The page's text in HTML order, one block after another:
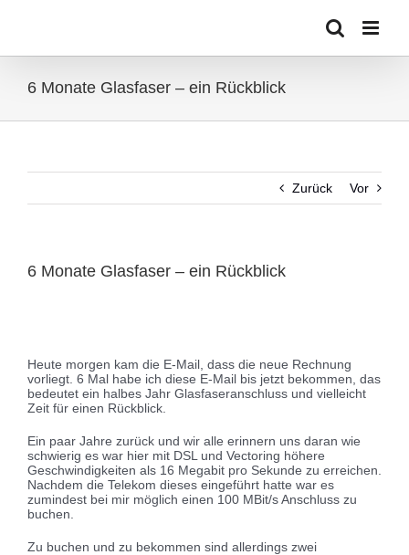
6 Monate Glasfaser – ein Rückblick
Zurück Vor
6 Monate Glasfaser – ein Rückblick
Heute morgen kam die E-Mail, dass die neue Rechnung
vorliegt. 6 Mal habe ich diese E-Mail bis jetzt bekommen, das
bedeutet ein halbes Jahr Glasfaseranschluss und vielleicht
Zeit für einen Rückblick.
Ein paar Jahre zurück und wir alle erinnern uns daran wie
schwierig es war hier mit DSL und Vectoring höhere
Geschwindigkeiten als 16 Megabit pro Sekunde zu erreichen.
Nachdem die Telekom dieses eingeführt hatte war es
zumindest bei mir möglich einen 100 MBit/s Anschluss zu
buchen.
Zu buchen und zu bekommen sind allerdings zwei